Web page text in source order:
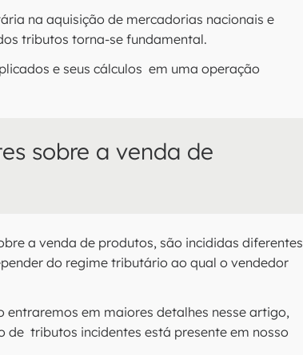
na aquisição de mercadorias nacionais e
tributos torna-se fundamental.
e seus cálculos em uma operação
sobre a venda de
a venda de produtos, são incididas diferentes
do regime tributário ao qual o vendedor
em maiores detalhes nesse artigo,
de tributos incidentes está presente em nosso